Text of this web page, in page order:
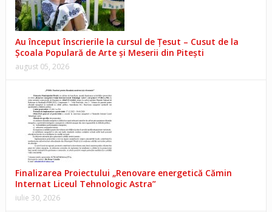
Au început înscrierile la cursul de Țesut – Cusut de la
Școala Populară de Arte și Meserii din Pitești
august 05, 2026
Finalizarea Proiectului „Renovare energetică Cămin
Internat Liceul Tehnologic Astra”
iulie 30, 2026